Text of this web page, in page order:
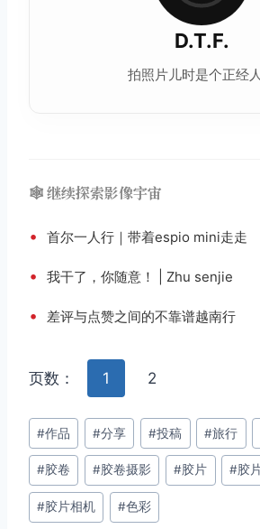
D.T.F.
拍照片儿时是个正经人
🕸️ 继续探索影像宇宙
• 首尔一人行｜带着espio mini走走
• 我干了，你随意！ | Zhu senjie
• 差评与点赞之间的不靠谱越南行
页数： 1 2
文
章
标
签：
#作品 #分享 #投稿 #旅行
#胶卷 #胶卷摄影 #胶片 #胶
#胶片相机 #色彩